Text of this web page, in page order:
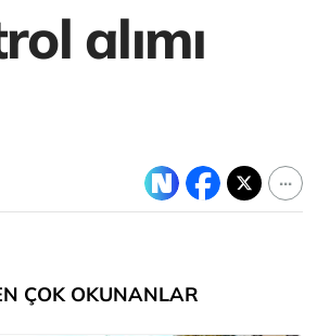
alımı
ÇOK OKUNANLAR